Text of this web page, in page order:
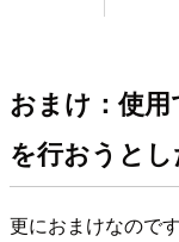
おまけ：使
を行おうと
更におまけなので